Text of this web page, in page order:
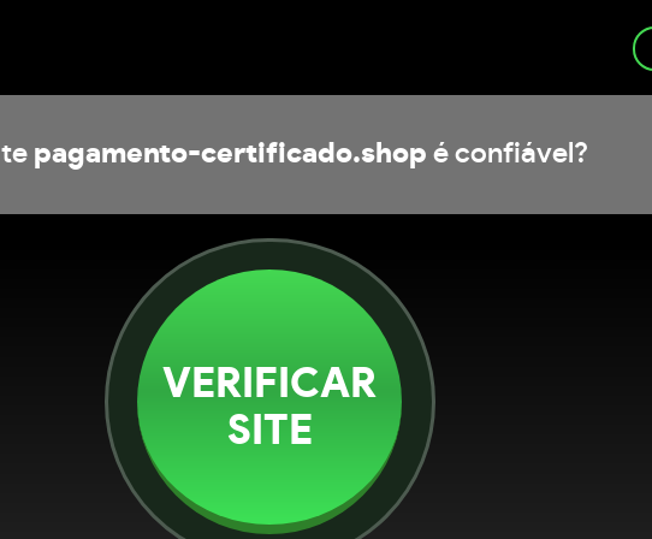
pagamento-certificado.shop é confiável?
VERIFICAR
SITE